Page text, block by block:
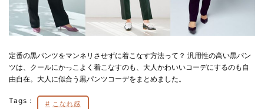
定番の黒パンツをマンネリさせずに着こなす方法って？ 汎用性の高い黒パン
ツは、クールにかっこよく着こなすのも、大人かわいいコーデにするのも自
由自在。大人に似合う黒パンツコーデをまとめました。
Tags： こなれ感